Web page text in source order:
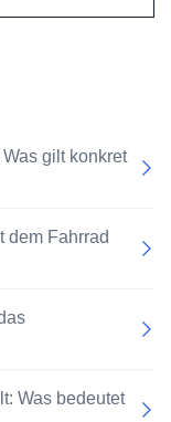
gilt konkret
dem Fahrrad
Was bedeutet